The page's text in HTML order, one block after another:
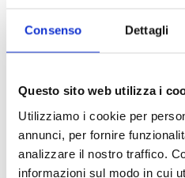
Consenso Dettagli
Questo sito web utilizza i
Utilizziamo i cookie per
annunci, per fornire
analizzare il nostro traffico.
informazioni sul modo in cui
30 Giugno 2026
30 Giugno 2026
PREMI 2025.
30 Giugno 2026